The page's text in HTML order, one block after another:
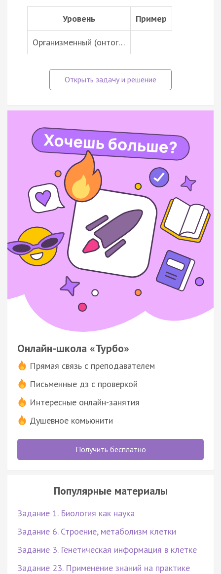
Уровень Пример
Организменный (онтог…
Онлайн-школа «Турбо»
Прямая связь с преподавателем
Письменные дз с проверкой
Интересные онлайн-занятия
Душевное комьюнити
Получить бесплатно
Популярные материалы
Задание 1. Биология как наука
Задание 6. Строение, метаболизм клетки
Задание 3. Генетическая информация в клетке
Задание 23. Применение знаний на практике